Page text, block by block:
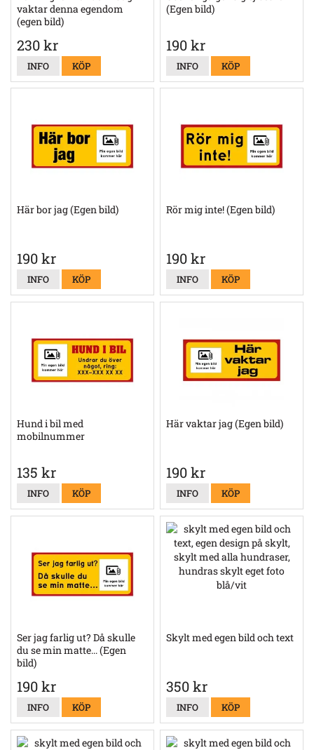
vaktar denna egendom
(egen bild)
230 kr
INFO KÖP
(Egen bild)
190 kr
INFO KÖP
Här bor jag (Egen bild)
190 kr
INFO KÖP
Rör mig inte! (Egen bild)
190 kr
INFO KÖP
Hund i bil med
mobilnummer
135 kr
INFO KÖP
Här vaktar jag (Egen bild)
190 kr
INFO KÖP
Ser jag farlig ut? Då skulle
du se min matte... (Egen
bild)
190 kr
INFO KÖP
Skylt med egen bild och text
350 kr
INFO KÖP